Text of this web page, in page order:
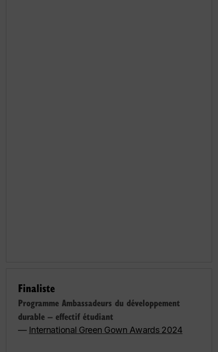
Finaliste
Programme Ambassadeurs du développement
durable – effectif étudiant
— International Green Gown Awards 2024